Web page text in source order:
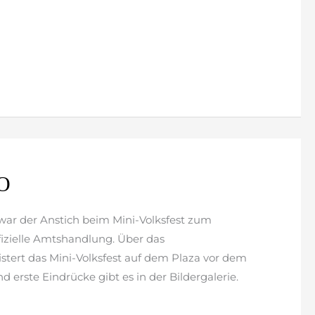
der Anstich beim Mini-Volksfest zum
Amtshandlung. Über das
das Mini-Volksfest auf dem Plaza vor dem
erste Eindrücke gibt es in der Bildergalerie.